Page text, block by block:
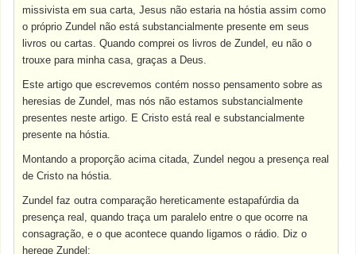
missivista em sua carta, Jesus não estaria na hóstia assim como
o próprio Zundel não está substancialmente presente em seus
livros ou cartas. Quando comprei os livros de Zundel, eu não o
trouxe para minha casa, graças a Deus.
Este artigo que escrevemos contém nosso pensamento sobre as
heresias de Zundel, mas nós não estamos substancialmente
presentes neste artigo. E Cristo está real e substancialmente
presente na hóstia.
Montando a proporção acima citada, Zundel negou a presença real
de Cristo na hóstia.
Zundel faz outra comparação hereticamente estapafúrdia da
presença real, quando traça um paralelo entre o que ocorre na
consagração, e o que acontece quando ligamos o rádio. Diz o
herege Zundel: